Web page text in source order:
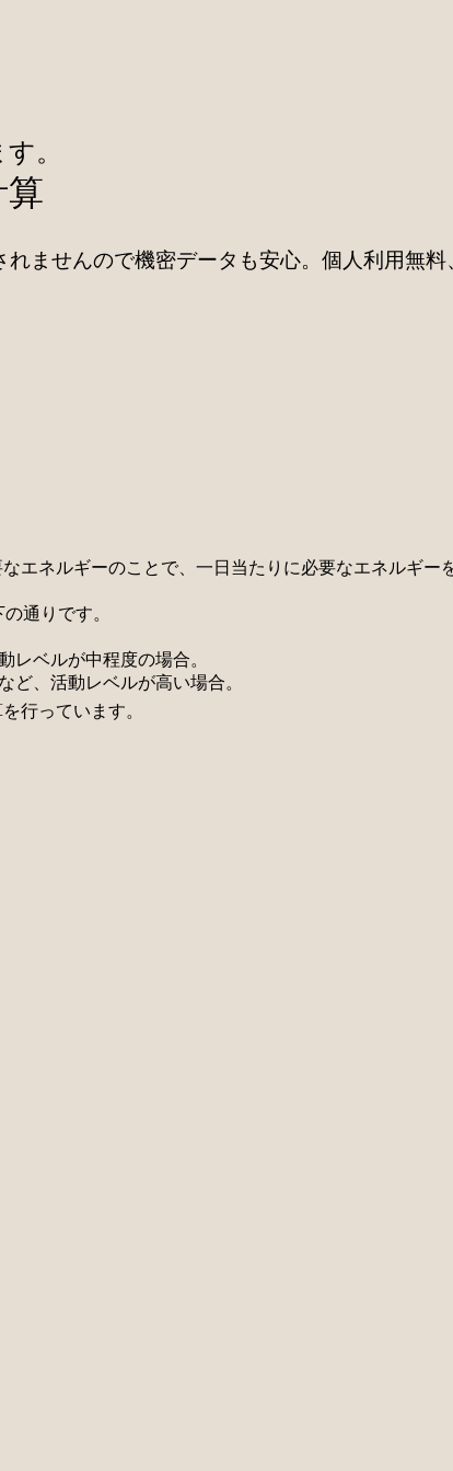
。
ませんので機密データも安心。個人利用無料
エネルギーのことで、一日当たりに必要なエネルギー
通りです。
レベルが中程度の場合。
ど、活動レベルが高い場合。
行っています。